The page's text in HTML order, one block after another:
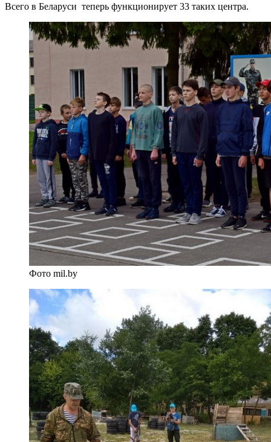
Всего в Беларуси теперь функционирует 33 таких центра.
Фото mil.by